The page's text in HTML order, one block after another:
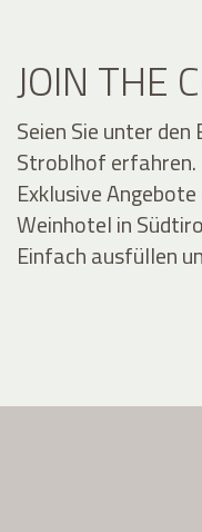
JOIN THE
Seien Sie unter
Stroblhof erfahren.
Exklusive
Weinhotel in
Einfach ausfüllen